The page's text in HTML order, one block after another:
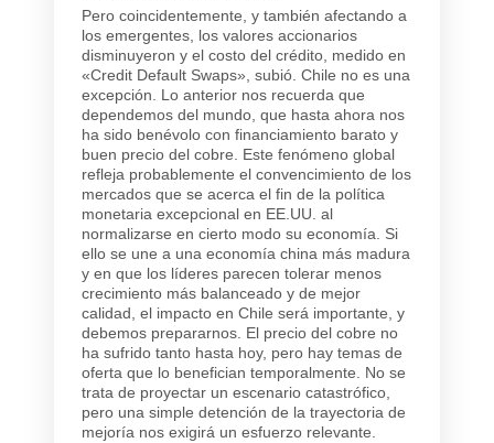
Pero coincidentemente, y también afectando a
los emergentes, los valores accionarios
disminuyeron y el costo del crédito, medido en
«Credit Default Swaps», subió. Chile no es una
excepción. Lo anterior nos recuerda que
dependemos del mundo, que hasta ahora nos
ha sido benévolo con financiamiento barato y
buen precio del cobre. Este fenómeno global
refleja probablemente el convencimiento de los
mercados que se acerca el fin de la política
monetaria excepcional en EE.UU. al
normalizarse en cierto modo su economía. Si
ello se une a una economía china más madura
y en que los líderes parecen tolerar menos
crecimiento más balanceado y de mejor
calidad, el impacto en Chile será importante, y
debemos prepararnos. El precio del cobre no
ha sufrido tanto hasta hoy, pero hay temas de
oferta que lo benefician temporalmente. No se
trata de proyectar un escenario catastrófico,
pero una simple detención de la trayectoria de
mejoría nos exigirá un esfuerzo relevante.